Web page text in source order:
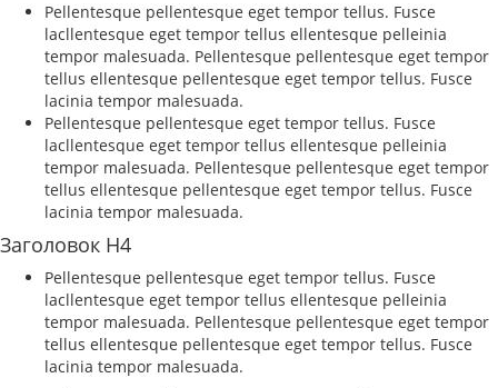
Pellentesque pellentesque eget tempor tellus. Fusce
lacllentesque eget tempor tellus ellentesque pelleinia
tempor malesuada. Pellentesque pellentesque eget tempor
tellus ellentesque pellentesque eget tempor tellus. Fusce
lacinia tempor malesuada.
Pellentesque pellentesque eget tempor tellus. Fusce
lacllentesque eget tempor tellus ellentesque pelleinia
tempor malesuada. Pellentesque pellentesque eget tempor
tellus ellentesque pellentesque eget tempor tellus. Fusce
lacinia tempor malesuada.
Заголовок H4
Pellentesque pellentesque eget tempor tellus. Fusce
lacllentesque eget tempor tellus ellentesque pelleinia
tempor malesuada. Pellentesque pellentesque eget tempor
tellus ellentesque pellentesque eget tempor tellus. Fusce
lacinia tempor malesuada.